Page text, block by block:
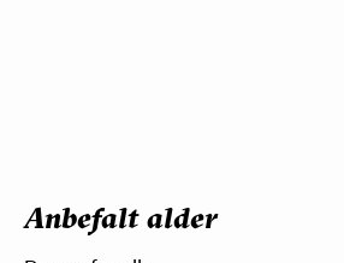
Anbefalt alder